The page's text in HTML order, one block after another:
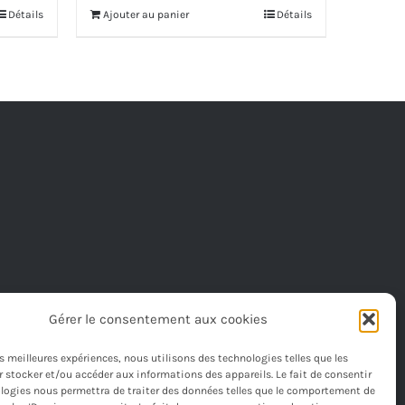
Gérer le consentement aux cookies
meilleures expériences, nous utilisons des technologies telles que les
stocker et/ou accéder aux informations des appareils. Le fait de consentir
nous permettra de traiter des données telles que le comportement de
Détails Ajouter au panier Détails